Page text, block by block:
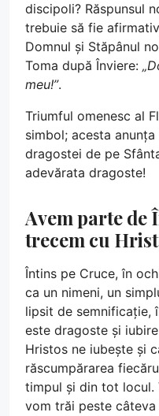
discipoli? Răspunsul
trebuie să fie
Domnul și Stăpânul
Toma după Înviere:
meu!”.
Triumful omenesc al
simbol; acesta
dragostei de pe
adevărata dragoste!
Avem parte de
trecem cu
Întins pe Cruce, în
ca un nimeni, un
lipsit de semnificație,
este dragoste și
Hristos ne iubește și
răscumpărarea
timpul și din tot locul.
vom trăi peste